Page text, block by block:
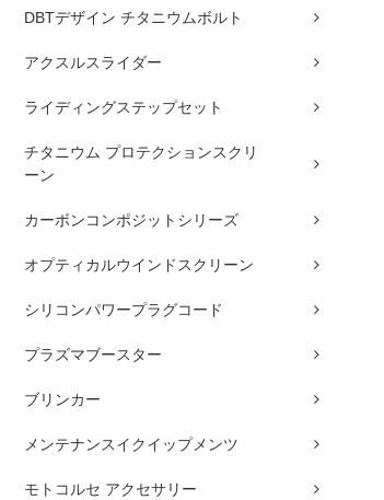
DBTデザイン チタニウムボルト
アクスルスライダー
ライディングステップセット
チタニウム プロテクションスクリ
ーン
カーボンコンポジットシリーズ
オプティカルウインドスクリーン
シリコンパワープラグコード
プラズマブースター
ブリンカー
メンテナンスイクイップメンツ
モトコルセ アクセサリー